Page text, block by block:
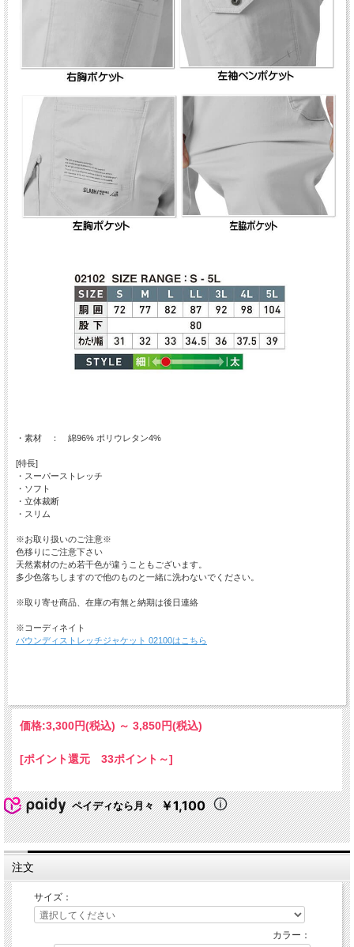
・素材 ： 綿96% ポリウレタン4%
[特長]
・スーパーストレッチ
・ソフト
・立体裁断
・スリム
※お取り扱いのご注意※
色移りにご注意下さい
天然素材のため若干色が違うこともございます。
多少色落ちしますので他のものと一緒に洗わないでください。
※取り寄せ商品、在庫の有無と納期は後日連絡
※コーディネイト
バウンディストレッチジャケット 02100はこちら
価格:3,300円(税込) ～ 3,850円(税込)
[ポイント還元 33ポイント～]
ペイディなら月々 ￥1,100
注文
サイズ：
カラー：